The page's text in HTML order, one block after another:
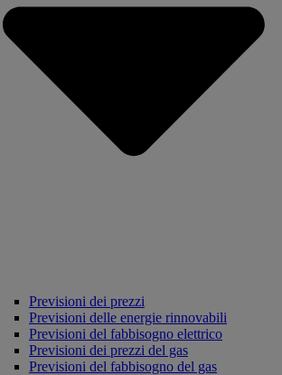
Previsioni dei prezzi
Previsioni delle energie rinnovabili
Previsioni del fabbisogno elettrico
Previsioni dei prezzi del gas
Previsioni del fabbisogno del gas